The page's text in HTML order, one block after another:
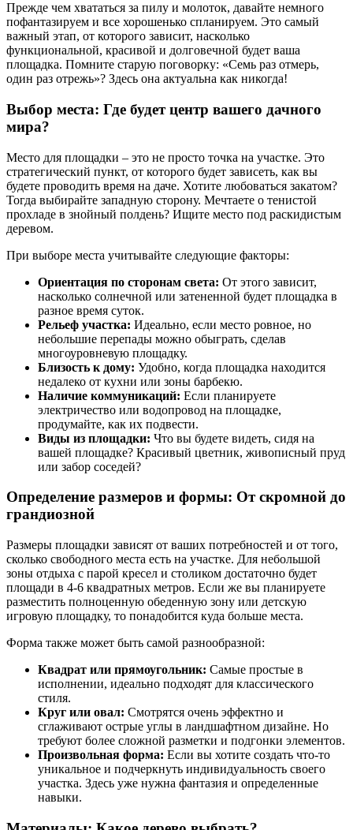
Прежде чем хвататься за пилу и молоток, давайте немного
пофантазируем и все хорошенько спланируем. Это самый
важный этап, от которого зависит, насколько
функциональной, красивой и долговечной будет ваша
площадка. Помните старую поговорку: «Семь раз отмерь,
один раз отрежь»? Здесь она актуальна как никогда!
Выбор места: Где будет центр вашего дачного
мира?
Место для площадки – это не просто точка на участке. Это
стратегический пункт, от которого будет зависеть, как вы
будете проводить время на даче. Хотите любоваться закатом?
Тогда выбирайте западную сторону. Мечтаете о тенистой
прохладе в знойный полдень? Ищите место под раскидистым
деревом.
При выборе места учитывайте следующие факторы:
Ориентация по сторонам света: От этого зависит,
насколько солнечной или затененной будет площадка в
разное время суток.
Рельеф участка: Идеально, если место ровное, но
небольшие перепады можно обыграть, сделав
многоуровневую площадку.
Близость к дому: Удобно, когда площадка находится
недалеко от кухни или зоны барбекю.
Наличие коммуникаций: Если планируете
электричество или водопровод на площадке,
продумайте, как их подвести.
Виды из площадки: Что вы будете видеть, сидя на
вашей площадке? Красивый цветник, живописный пруд
или забор соседей?
Определение размеров и формы: От скромной до
грандиозной
Размеры площадки зависят от ваших потребностей и от того,
сколько свободного места есть на участке. Для небольшой
зоны отдыха с парой кресел и столиком достаточно будет
площади в 4-6 квадратных метров. Если же вы планируете
разместить полноценную обеденную зону или детскую
игровую площадку, то понадобится куда больше места.
Форма также может быть самой разнообразной:
Квадрат или прямоугольник: Самые простые в
исполнении, идеально подходят для классического
стиля.
Круг или овал: Смотрятся очень эффектно и
сглаживают острые углы в ландшафтном дизайне. Но
требуют более сложной разметки и подгонки элементов.
Произвольная форма: Если вы хотите создать что-то
уникальное и подчеркнуть индивидуальность своего
участка. Здесь уже нужна фантазия и определенные
навыки.